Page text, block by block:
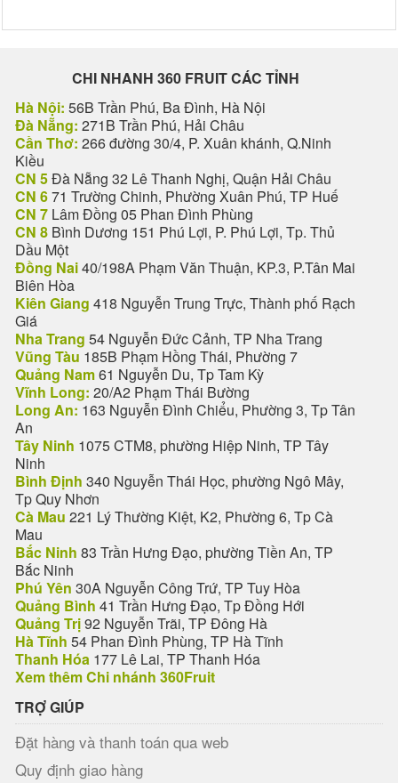
CHI NHANH 360 FRUIT CÁC TỈNH
Hà Nội: 56B Trần Phú, Ba Đình, Hà Nội
Đà Nẵng: 271B Trần Phú, Hải Châu
Cần Thơ: 266 đường 30/4, P. Xuân khánh, Q.Ninh
Kiều
CN 5Đà Nẵng 32 Lê Thanh Nghị, Quận Hải Châu
CN 671 Trường Chinh, Phường Xuân Phú, TP Huế
CN 7 Lâm Đồng 05 Phan Đình Phùng
CN 8 Bình Dương 151 Phú Lợi, P. Phú Lợi, Tp. Thủ
Dầu Một
Đồng Nai40/198A Phạm Văn Thuận, KP.3, P.Tân Mai
Biên Hòa
Kiên Giang 418 Nguyễn Trung Trực, Thành phố Rạch
Giá
Nha Trang 54 Nguyễn Đức Cảnh, TP Nha Trang
Vũng Tàu 185B Phạm Hồng Thái, Phường 7
Quảng Nam61 Nguyễn Du, Tp Tam Kỳ
Vĩnh Long: 20/A2 Phạm Thái Bường
Long An: 163 Nguyễn Đình Chiểu, Phường 3, Tp Tân
An
Tây Ninh 1075 CTM8, phường Hiệp Ninh, TP Tây
Ninh
Bình Định 340 Nguyễn Thái Học, phường Ngô Mây,
Tp Quy Nhơn
Cà Mau 221 Lý Thường Kiệt, K2, Phường 6, Tp Cà
Mau
Bắc Ninh 83 Trần Hưng Đạo, phường Tiền An, TP
Bắc Ninh
Phú Yên 30A Nguyễn Công Trứ, TP Tuy Hòa
Quảng Bình 41 Trần Hưng Đạo, Tp Đồng Hới
Quảng Trị92 Nguyễn Trãi, TP Đông Hà
Hà Tĩnh 54 Phan Đình Phùng, TP Hà Tĩnh
Thanh Hóa 177 Lê Lai, TP Thanh Hóa
Xem thêm Chi nhánh 360Fruit
TRỢ GIÚP
Đặt hàng và thanh toán qua web
Quy định giao hàng